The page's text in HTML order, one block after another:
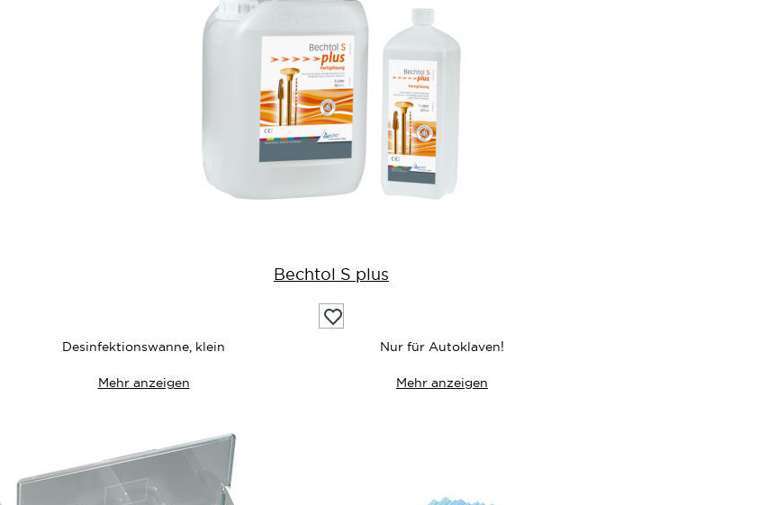
Bechtol S plus
Auf
die
Wunschliste
Desinfektionswanne, klein
Mehr anzeigen
Nur für Autoklaven!
Mehr anzeigen